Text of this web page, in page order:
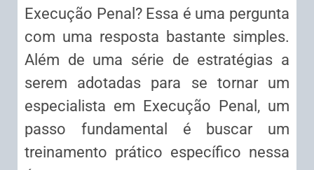
Execução Penal? Essa é uma pergunta
com uma resposta bastante simples.
Além de uma série de estratégias a
serem adotadas para se tornar um
especialista em Execução Penal, um
passo fundamental é buscar um
treinamento prático específico nessa